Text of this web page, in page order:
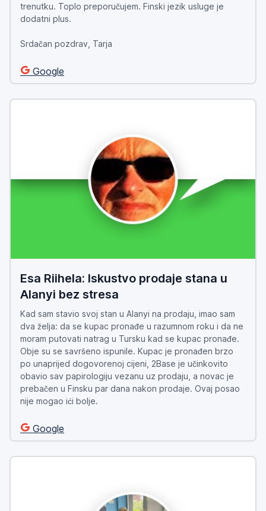
trenutku. Toplo preporučujem. Finski jezik usluge je
dodatni plus.
Srdačan pozdrav, Tarja
Google
Esa Riihela: Iskustvo prodaje stana u
Alanyi bez stresa
Kad sam stavio svoj stan u Alanyi na prodaju, imao sam
dva želja: da se kupac pronađe u razumnom roku i da ne
moram putovati natrag u Tursku kad se kupac pronađe.
Obje su se savršeno ispunile. Kupac je pronađen brzo
po unaprijed dogovorenoj cijeni, 2Base je učinkovito
obavio sav papirologiju vezanu uz prodaju, a novac je
prebačen u Finsku par dana nakon prodaje. Ovaj posao
nije mogao ići bolje.
Google